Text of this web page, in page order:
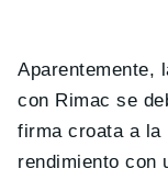
Aparentemente,
con Rimac se
firma croata a la
rendimiento con